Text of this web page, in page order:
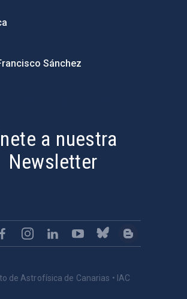
Sánchez
a nuestra
Newsletter
de Astrofísica de Canarias • IAC